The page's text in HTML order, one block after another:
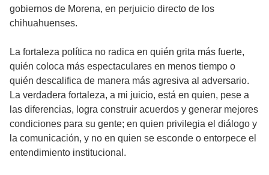
gobiernos de Morena, en perjuicio directo de los
chihuahuenses.
La fortaleza política no radica en quién grita más fuerte,
quién coloca más espectaculares en menos tiempo o
quién descalifica de manera más agresiva al adversario.
La verdadera fortaleza, a mi juicio, está en quien, pese a
las diferencias, logra construir acuerdos y generar mejores
condiciones para su gente; en quien privilegia el diálogo y
la comunicación, y no en quien se esconde o entorpece el
entendimiento institucional.